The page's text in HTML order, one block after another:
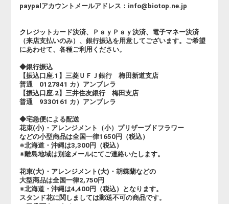
paypalアカウントメールアドレス：info@biotop.ne.jp
クレジットカード決済、ＰａｙＰａｙ決済、電子マネー決済
（来店支払いのみ）、銀行振込を用意してございます。ご希望
にあわせて、各種ご利用ください。
◆銀行振込
【振込口座.1】三菱ＵＦＪ銀行 梅田新道支店
普通 0127841 カ）アンブレラ
【振込口座.2】三井住友銀行 梅田支店
普通 9330161 カ）アンブレラ
◆宅急便による配送
花束(小)・アレンジメント（小）プリザーブドフラワー
などの小型商品は全国一律1650円（税込）
※北海道・沖縄は3,300円（税込）
※離島地域は別途メールにてご連絡いたします。
花束(大)・アレンジメント(大)・胡蝶蘭などの
大型商品は全国一律2,750円
※北海道・沖縄は4,400円（税込）となります。
スタンド花に関しましては郵送不可の商品です。